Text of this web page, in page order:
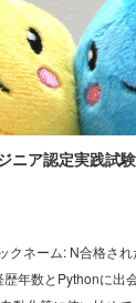
ニア認定実践試
ネーム: N合格さ
年数とPythonに出